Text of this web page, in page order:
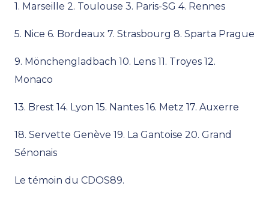
1. Marseille 2. Toulouse 3. Paris-SG 4. Rennes
5. Nice 6. Bordeaux 7. Strasbourg 8. Sparta Prague
9. Mönchengladbach 10. Lens 11. Troyes 12.
Monaco
13. Brest 14. Lyon 15. Nantes 16. Metz 17. Auxerre
18. Servette Genève 19. La Gantoise 20. Grand
Sénonais
Le témoin du CDOS89.